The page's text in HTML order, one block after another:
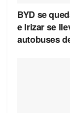
BYD se
e Irizar se
autobuses